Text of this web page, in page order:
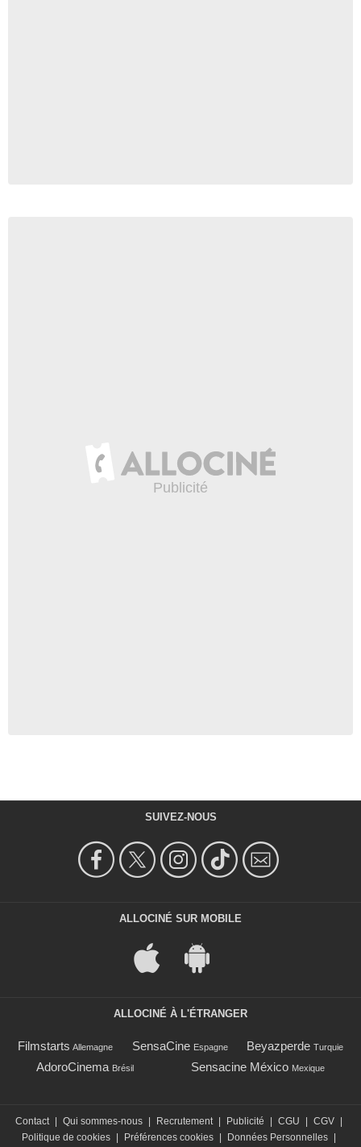
SUIVEZ-NOUS
ALLOCINÉ SUR MOBILE
ALLOCINÉ À L'ÉTRANGER
Filmstarts Allemagne SensaCine Espagne Beyazperde Turquie
AdoroCinema Brésil Sensacine México Mexique
Contact Qui sommes-nous Recrutement Publicité CGU CGV
Politique de cookies
Préférences cookies Données Personnelles